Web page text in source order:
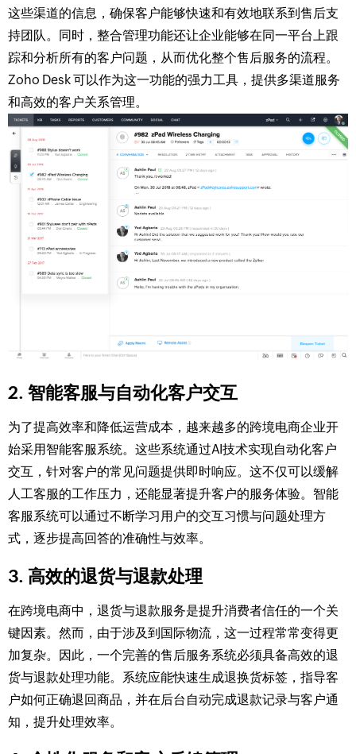
这些渠道的信息，确保客户能够快速和有效地联系到售后支
持团队。同时，整合管理功能还让企业能够在同一平台上跟
踪和分析所有的客户问题，从而优化整个售后服务的流程。
Zoho Desk 可以作为这一功能的强力工具，提供多渠道服务
和高效的客户关系管理。
2. 智能客服与自动化客户交互
为了提高效率和降低运营成本，越来越多的跨境电商企业开
始采用智能客服系统。这些系统通过AI技术实现自动化客户
交互，针对客户的常见问题提供即时响应。这不仅可以缓解
人工客服的工作压力，还能显著提升客户的服务体验。智能
客服系统可以通过不断学习用户的交互习惯与问题处理方
式，逐步提高回答的准确性与效率。
3. 高效的退货与退款处理
在跨境电商中，退货与退款服务是提升消费者信任的一个关
键因素。然而，由于涉及到国际物流，这一过程常常变得更
加复杂。因此，一个完善的售后服务系统必须具备高效的退
货与退款处理功能。系统应能快速生成退换货标签，指导客
户如何正确退回商品，并在后台自动完成退款记录与客户通
知，提升处理效率。